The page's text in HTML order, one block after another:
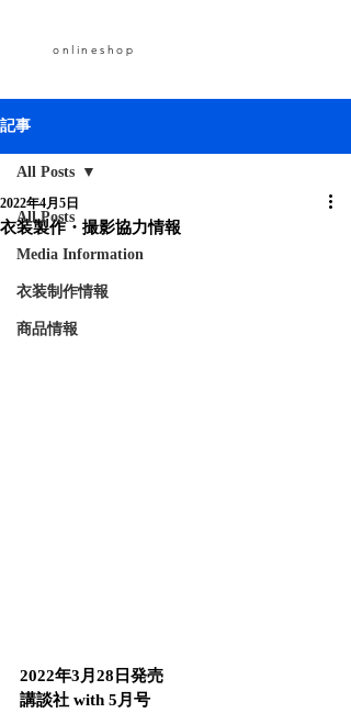
onlineshop
記事
All Posts
Media Information
衣装制作情報
商品情報
All Posts
衣装製作・撮影協力情報
2022年4月5日
2022年3月28日発売
講談社 with 5月号